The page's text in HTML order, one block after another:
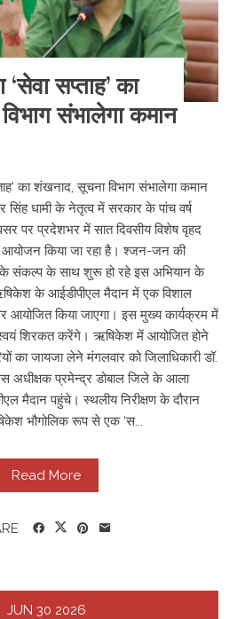
सप्ताह’ का
संभालेगा कमान
का शंखनाद, सूचना विभाग संभालेगा कमान
सिंह धामी के नेतृत्व में सरकार के पांच वर्ष
पर प्रदेशभर में सात दिवसीय विशेष वृहद
आयोजन किया जा रहा है। श्जन-जन की
संकल्प के साथ शुरू हो रहे इस अभियान के
के आईडीपीएल मैदान में एक विशाल
आयोजित किया जाएगा। इस मुख्य कार्यक्रम में
स्वयं शिरकत करेंगे। ऋषिकेश में आयोजित होने
का जायजा लेने मंगलवार को जिलाधिकारी डॉ.
अधीक्षक प्रमेन्द्र डोबाल जिले के आला
मैदान पहुंचे। स्थलीय निरीक्षण के दौरान
भौगोलिक रूप से एक ‘स...
Read More
JUN 30 2026